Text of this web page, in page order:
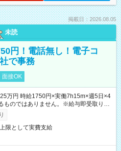
掲載日：2026.08.05
未読
円！電話無し！電子コ
で事務
面接OK
万円 時給1750円×実働7h15m×週5日×4
のではありません。※給与即受取りサ
有）
限として実費支給